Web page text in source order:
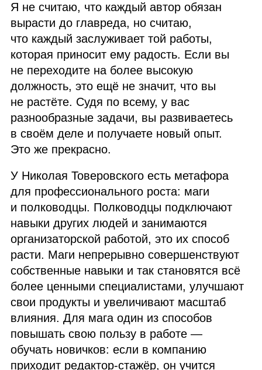
Я не считаю, что каждый автор обязан
вырасти до главреда, но считаю,
что каждый заслуживает той работы,
которая приносит ему радость. Если вы
не переходите на более высокую
должность, это ещё не значит, что вы
не растёте. Судя по всему, у вас
разнообразные задачи, вы развиваетесь
в своём деле и получаете новый опыт.
Это же прекрасно.
У Николая Товеровского есть метафора
для профессионального роста: маги
и полководцы. Полководцы подключают
навыки других людей и занимаются
организаторской работой, это их способ
расти. Маги непрерывно совершенствуют
собственные навыки и так становятся всё
более ценными специалистами, улучшают
свои продукты и увеличивают масштаб
влияния. Для мага один из способов
повышать свою пользу в работе —
обучать новичков: если в компанию
приходит редактор‑стажёр, он учится